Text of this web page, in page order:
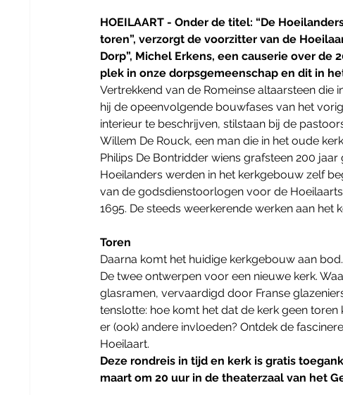
HOEILAART - Onder de titel: “De
toren”, verzorgt de voorzitter van de
Dorp”, Michel Erkens, een causerie over
plek in onze dorpsgemeenschap en dit in
Vertrekkend van de Romeinse altaarsteen
hij de opeenvolgende bouwfases van het
interieur te beschrijven, stilstaan bij de
Willem De Rouck, een man die in het oude
Philips De Bontridder wiens grafsteen 200
Hoeilanders werden in het kerkgebouw zelf
van de godsdienstoorlogen voor de
1695. De steeds weerkerende werken aan het
Toren
Daarna komt het huidige kerkgebouw aan
De twee ontwerpen voor een nieuwe kerk.
glasramen, vervaardigd door Franse
tenslotte: hoe komt het dat de kerk geen
er (ook) andere invloeden? Ontdek de
Hoeilaart.
Deze rondreis in tijd en kerk is gratis
maart om 20 uur in de theaterzaal van het